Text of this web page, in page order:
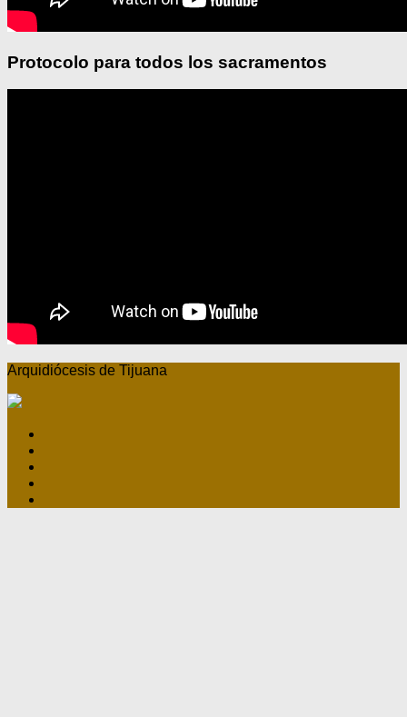
Protocolo para todos los sacramentos
Arquidiócesis de Tijuana